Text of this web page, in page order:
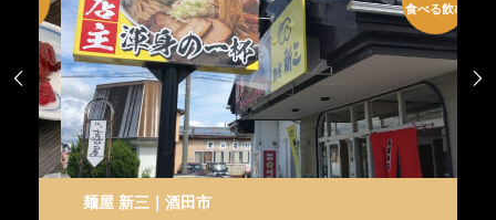
食べる飲む
麺屋 新三｜酒田市
 